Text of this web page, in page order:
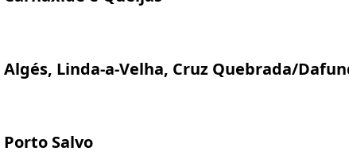
Algés, Linda-a-Velha, Cruz Quebrada/
Porto Salvo